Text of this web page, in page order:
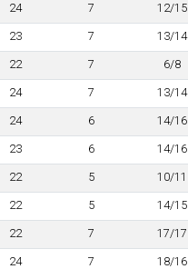
24 7 12/15
23 7 13/14
22 7 6/8
24 7 13/14
24 6 14/16
23 6 14/16
22 5 10/11
22 5 14/15
22 7 17/17
24 7 18/16